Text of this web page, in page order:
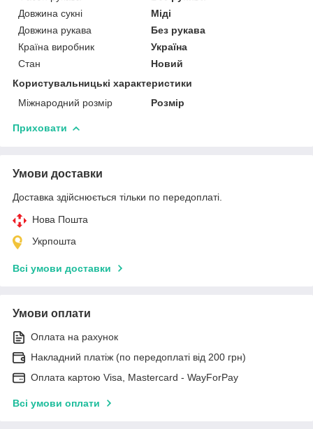
Довжина сукні
Міді
Довжина рукава
Без рукава
Країна виробник
Україна
Стан
Новий
Користувальницькі характеристики
Міжнародний розмір
Розмір
Приховати
Умови доставки
Доставка здійснюється тільки по передоплаті.
Нова Пошта
Укрпошта
Всі умови доставки
Умови оплати
Оплата на рахунок
Накладний платіж (по передоплаті від 200 грн)
Оплата картою Visa, Mastercard - WayForPay
Всі умови оплати